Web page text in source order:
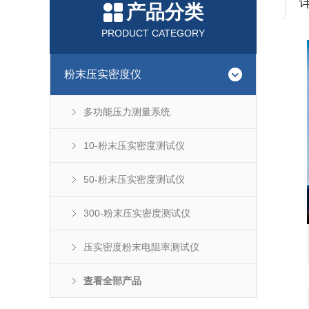
产品分类
PRODUCT CATEGORY
粉末压实密度仪
多功能压力测量系统
10-粉末压实密度测试仪
50-粉末压实密度测试仪
300-粉末压实密度测试仪
压实密度粉末电阻率测试仪
查看全部产品